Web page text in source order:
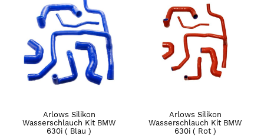
Arlows Silikon
Wasserschlauch Kit BMW
630i ( Blau )
Arlows Silikon
Wasserschlauch Kit BMW
630i ( Rot )